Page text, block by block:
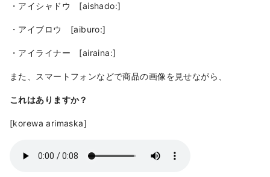
・アイシャドウ [aishado:]
・アイブロウ [aiburo:]
・アイライナー [airaina:]
また、スマートフォンなどで商品の画像を見せながら、
これはありますか？
[korewa arimaska]